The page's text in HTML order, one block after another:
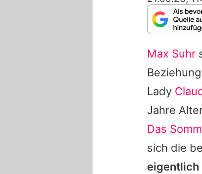
Max Suhr
Lady
Jahre
Das
sich die
eigentlich